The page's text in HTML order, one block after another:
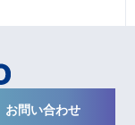
お問い合わせ